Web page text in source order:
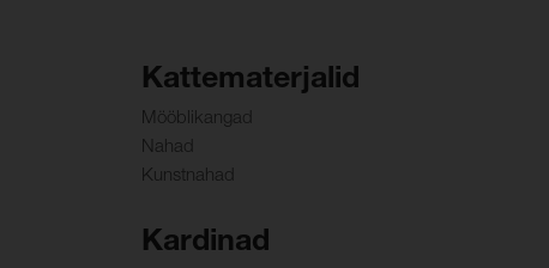
Kattematerjalid
Mööblikangad
Nahad
Kunstnahad
Kardinad